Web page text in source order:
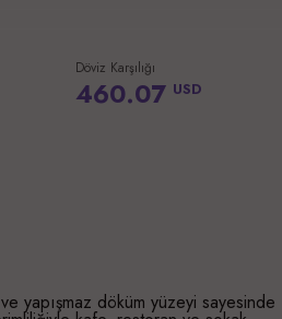
Döviz Karşılığı
460.07 USD
yapışmaz döküm yüzeyi sayesinde